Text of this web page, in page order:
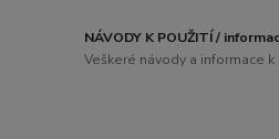
NÁVODY K POUŽITÍ /
Veškeré návody a informace k